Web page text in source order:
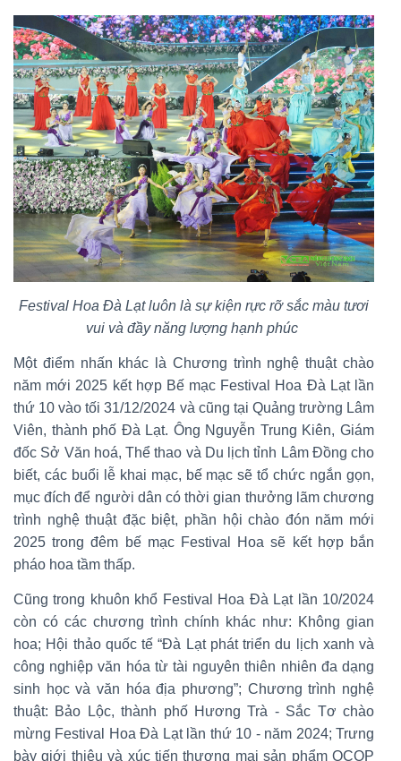
Festival Hoa Đà Lạt luôn là sự kiện rực rỡ sắc màu tươi
vui và đầy năng lượng hạnh phúc
Một điểm nhấn khác là Chương trình nghệ thuật chào
năm mới 2025 kết hợp Bế mạc Festival Hoa Đà Lạt lần
thứ 10 vào tối 31/12/2024 và cũng tại Quảng trường Lâm
Viên, thành phố Đà Lạt. Ông Nguyễn Trung Kiên, Giám
đốc Sở Văn hoá, Thể thao và Du lịch tỉnh Lâm Đồng cho
biết, các buổi lễ khai mạc, bế mạc sẽ tổ chức ngắn gọn,
mục đích để người dân có thời gian thưởng lãm chương
trình nghệ thuật đặc biệt, phần hội chào đón năm mới
2025 trong đêm bế mạc Festival Hoa sẽ kết hợp bắn
pháo hoa tầm thấp.
Cũng trong khuôn khổ Festival Hoa Đà Lạt lần 10/2024
còn có các chương trình chính khác như: Không gian
hoa; Hội thảo quốc tế “Đà Lạt phát triển du lịch xanh và
công nghiệp văn hóa từ tài nguyên thiên nhiên đa dạng
sinh học và văn hóa địa phương”; Chương trình nghệ
thuật: Bảo Lộc, thành phố Hương Trà - Sắc Tơ chào
mừng Festival Hoa Đà Lạt lần thứ 10 - năm 2024; Trưng
bày giới thiệu và xúc tiến thương mại sản phẩm OCOP